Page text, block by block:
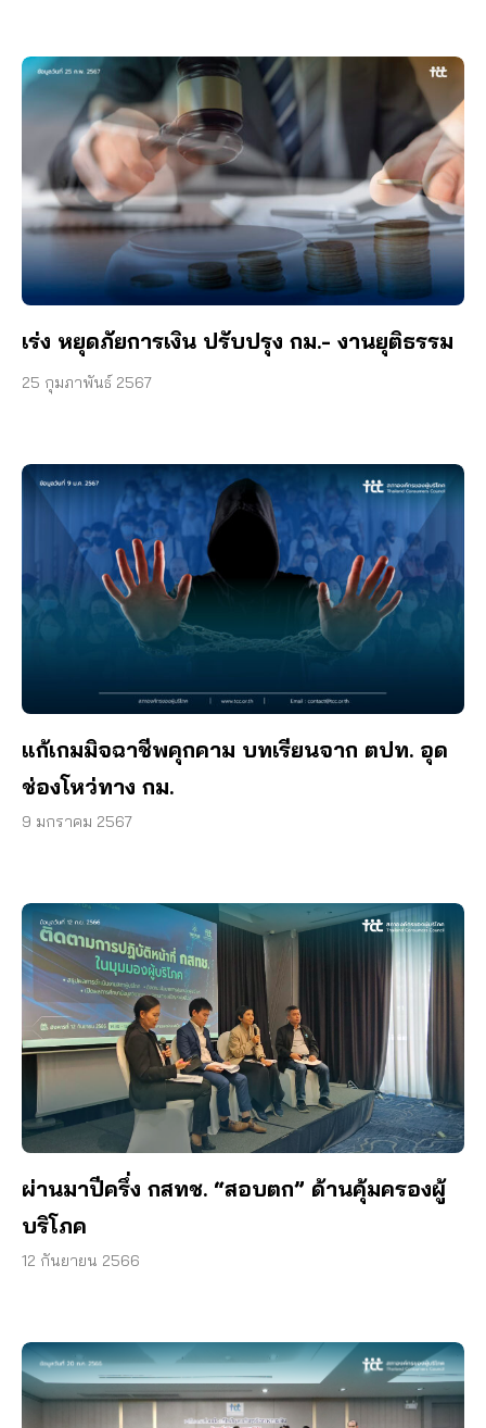
เร่ง หยุดภัยการเงิน ปรับปรุง กม.- งานยุติธรรม
25 กุมภาพันธ์ 2567
แก้เกมมิจฉาชีพคุกคาม บทเรียนจาก ตปท. อุด
ช่องโหว่ทาง กม.
9 มกราคม 2567
ผ่านมาปีครึ่ง กสทช. “สอบตก” ด้านคุ้มครองผู้
บริโภค
12 กันยายน 2566